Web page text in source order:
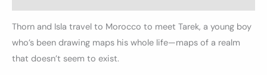
Thorn and Isla travel to Morocco to meet Tarek, a young boy
who’s been drawing maps his whole life—maps of a realm
that doesn’t seem to exist.